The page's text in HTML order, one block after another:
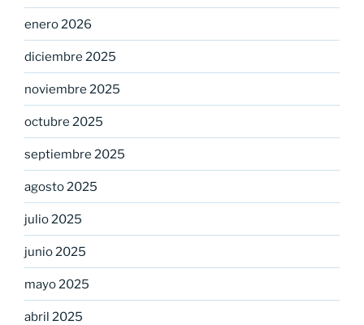
enero 2026
diciembre 2025
noviembre 2025
octubre 2025
septiembre 2025
agosto 2025
julio 2025
junio 2025
mayo 2025
abril 2025